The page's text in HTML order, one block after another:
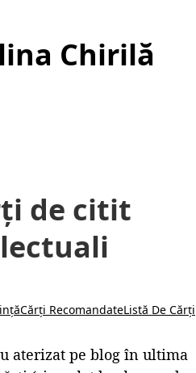
Chirilă
de citit
Cărți RecomandateListă De Cărți
aterizat pe blog în ultima